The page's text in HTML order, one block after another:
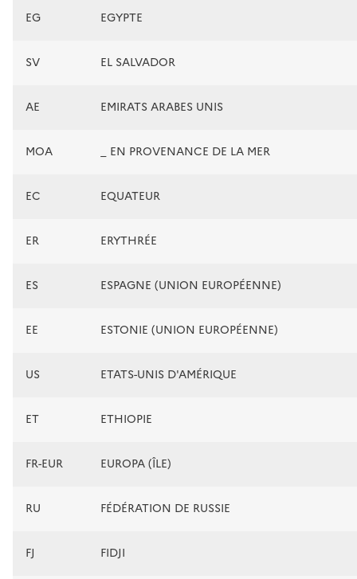
EG EGYPTE
SV EL SALVADOR
AE EMIRATS ARABES UNIS
MOA _ EN PROVENANCE DE LA MER
EC EQUATEUR
ER ERYTHRÉE
ES ESPAGNE (UNION EUROPÉENNE)
EE ESTONIE (UNION EUROPÉENNE)
US ETATS-UNIS D'AMÉRIQUE
ET ETHIOPIE
FR-EUR EUROPA (ÎLE)
RU FÉDÉRATION DE RUSSIE
FJ FIDJI